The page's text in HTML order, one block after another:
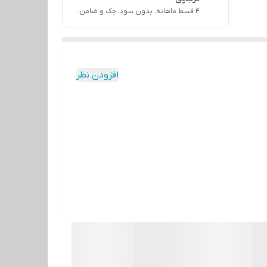
۴ قسط ماهانه. بدون سود، چک و ضامن.
افزودن نظر